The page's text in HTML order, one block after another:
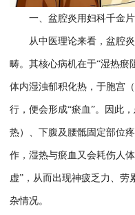
一、盆腔炎用妇科千金
从中医理论来看，盆腔
畴。其核心病机在于“湿热瘀
体内湿浊郁积化热，于胞宫
行，便会形成“瘀血”。因此
热）、下腹及腰骶固定部位
作，湿热与瘀血又会耗伤人
虚”，从而出现神疲乏力、劳
杂情况。